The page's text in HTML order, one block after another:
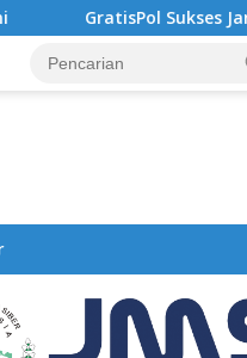
GratisPol Sukses